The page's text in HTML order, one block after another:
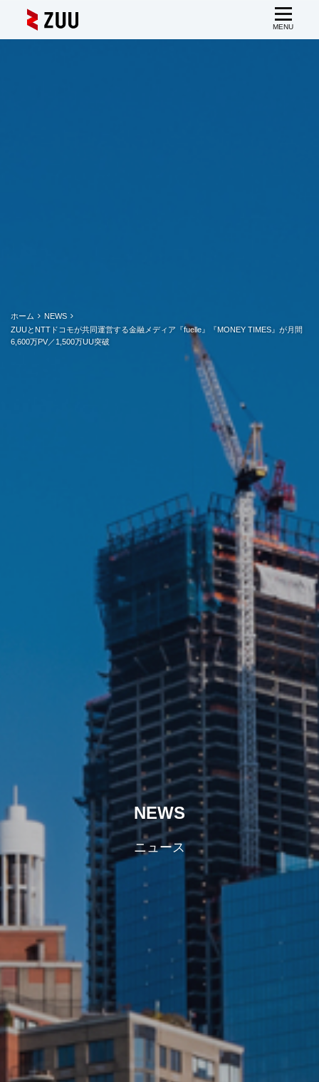
ホーム
NEWS
ZUUとNTTドコモが共同運営する金融メディア『fuelle』『MONEY TIMES』が月間
6,600万PV／1,500万UU突破
NEWS
ニュース